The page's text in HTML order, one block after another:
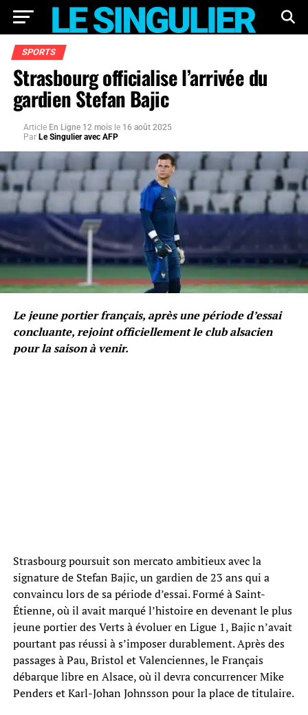
SPORTS
Strasbourg officialise l’arrivée du
gardien Stefan Bajic
Article En Ligne 12 mois le 16 août 2025
Par Le Singulier avec AFP
Le jeune portier français, après une période d’essai
concluante, rejoint officiellement le club alsacien
pour la saison à venir.
Strasbourg poursuit son mercato ambitieux avec la
signature de Stefan Bajic, un gardien de 23 ans qui a
convaincu lors de sa période d’essai. Formé à Saint-
Étienne, où il avait marqué l’histoire en devenant le plus
jeune portier des Verts à évoluer en Ligue 1, Bajic n’avait
pourtant pas réussi à s’imposer durablement. Après des
passages à Pau, Bristol et Valenciennes, le Français
débarque libre en Alsace, où il devra concurrencer Mike
Penders et Karl-Johan Johnsson pour la place de titulaire.